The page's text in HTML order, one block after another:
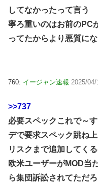
してなかったって言う
寧ろ重いのはお前のPC
ってたからより悪質に
760: イージャン速報 2025/
>>737
必要スペックこれで～
デで要求スペック跳ね
リスクまで追加してく
欧米ユーザーがMOD当
ら集団訴訟されてただ